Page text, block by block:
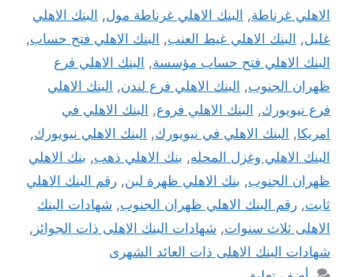
الاهلي غرناطة, البنك الاهلي غرناطة مول, البنك الاهلي
غليل, البنك الاهلي غيط العنب, البنك الاهلي فتح حساب,
البنك الاهلي فتح حساب مؤسسة, البنك الاهلي فرع
ظهران الجنوب, البنك الاهلي فرع لندن, البنك الاهلي
فرع نيويورك, البنك الاهلي فروع, البنك الاهلي في
امريكا, البنك الاهلي في نيويورك, البنك الاهلي نيويورك,
البنك الاهلي وغزل المحله, بنك الاهلي ذهب, بنك الاهلي
ظهران الجنوب, بنك الاهلي ظهرة لبن, رقم البنك الاهلي
ثابت, رقم البنك الاهلي ظهران الجنوب, شهادات البنك
الاهلى ثلاث سنوات, شهادات البنك الاهلى ذات الجوائز ,
شهادات البنك الاهلى ذات العائد الشهرى